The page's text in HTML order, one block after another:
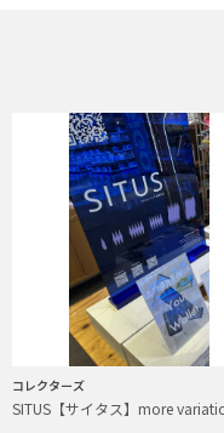
コレクターズ
SITUS【サイタス】more